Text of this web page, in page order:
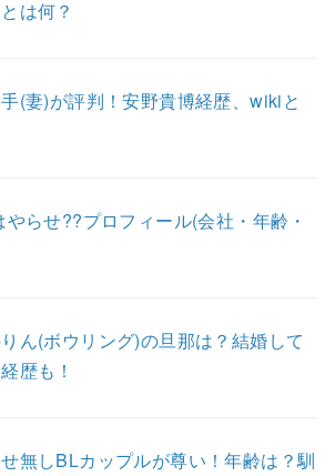
は何？
(妻)が評判！安野貴博経歴、wikiと
らせ??プロフィール(会社・年齢・
ん(ボウリング)の旦那は？結婚して
歴も！
無しBLカップルが尊い！年齢は？馴